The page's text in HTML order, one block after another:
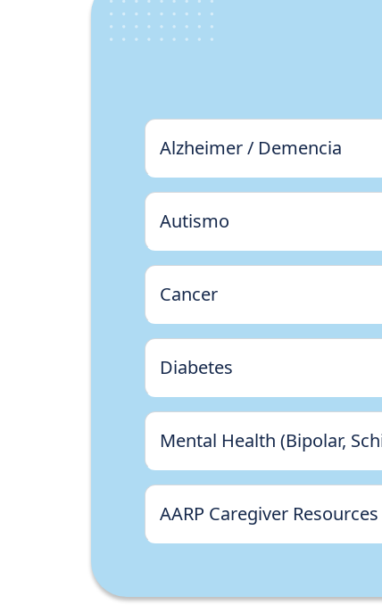
Alzheimer / Demencia
Autismo
Cancer
Diabetes
Mental Health (Bipolar,
AARP Caregiver Resources